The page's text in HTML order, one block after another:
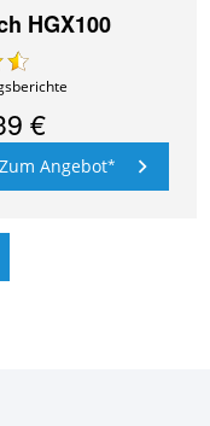
HGX100
€
Zum Angebot